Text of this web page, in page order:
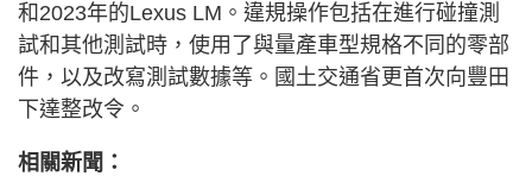
和2023年的Lexus LM。違規操作包括在進行碰撞測
試和其他測試時，使用了與量產車型規格不同的零部
件，以及改寫測試數據等。國土交通省更首次向豐田
下達整改令。
相關新聞：